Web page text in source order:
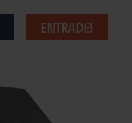
Entrades